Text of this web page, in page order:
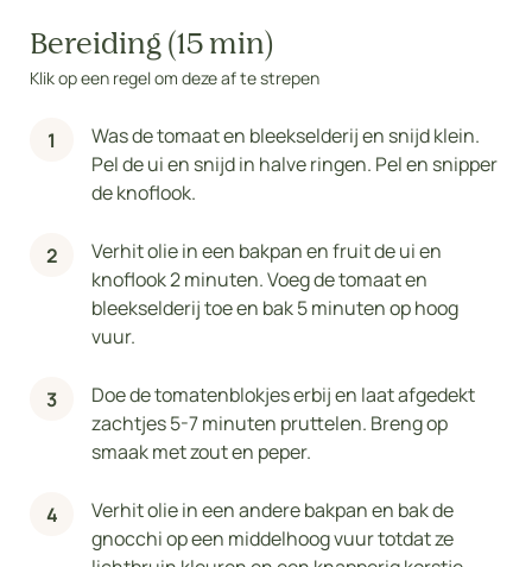
Bereiding (15 min)
Klik op een regel om deze af te strepen
Was de tomaat en bleekselderij en snijd klein.
Pel de ui en snijd in halve ringen. Pel en snipper
de knoflook.
Verhit olie in een bakpan en fruit de ui en
knoflook 2 minuten. Voeg de tomaat en
bleekselderij toe en bak 5 minuten op hoog
vuur.
Doe de tomatenblokjes erbij en laat afgedekt
zachtjes 5-7 minuten pruttelen. Breng op
smaak met zout en peper.
Verhit olie in een andere bakpan en bak de
gnocchi op een middelhoog vuur totdat ze